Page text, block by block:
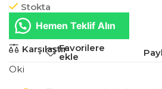
Stokta
Hemen Teklif Alın
KarşılaştırFavorilere
ekle
Oki